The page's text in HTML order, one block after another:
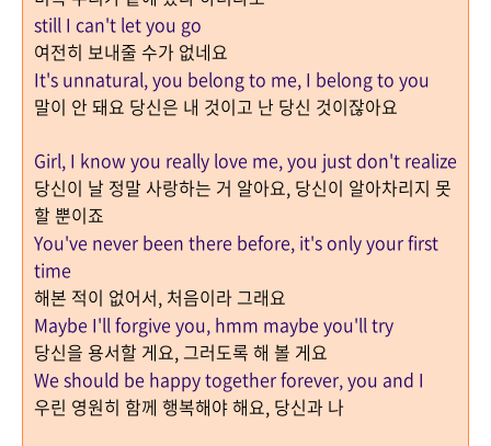
still I can't let you go
여전히 보내줄 수가 없네요
It's unnatural, you belong to me, I belong to you
말이 안 돼요 당신은 내 것이고 난 당신 것이잖아요
Girl, I know you really love me, you just don't realize
당신이 날 정말 사랑하는 거 알아요, 당신이 알아차리지 못
할 뿐이죠
You've never been there before, it's only your first
time
해본 적이 없어서, 처음이라 그래요
Maybe I'll forgive you, hmm maybe you'll try
당신을 용서할 게요, 그러도록 해 볼 게요
We should be happy together forever, you and I
우린 영원히 함께 행복해야 해요, 당신과 나